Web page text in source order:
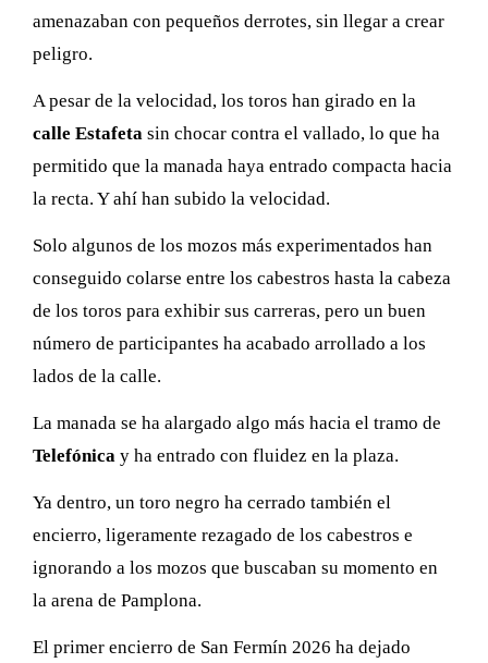
amenazaban con pequeños derrotes, sin llegar a crear
peligro.
A pesar de la velocidad, los toros han girado en la
calle Estafetasin chocar contra el vallado, lo que ha
permitido que la manada haya entrado compacta hacia
la recta. Y ahí han subido la velocidad.
Solo algunos de los mozos más experimentados han
conseguido colarse entre los cabestros hasta la cabeza
de los toros para exhibir sus carreras, pero un buen
número de participantes ha acabado arrollado a los
lados de la calle.
La manada se ha alargado algo más hacia el tramo de
Telefónica y ha entrado con fluidez en la plaza.
Ya dentro, un toro negro ha cerrado también el
encierro, ligeramente rezagado de los cabestros e
ignorando a los mozos que buscaban su momento en
la arena de Pamplona.
El primer encierro de San Fermín 2026 ha dejado